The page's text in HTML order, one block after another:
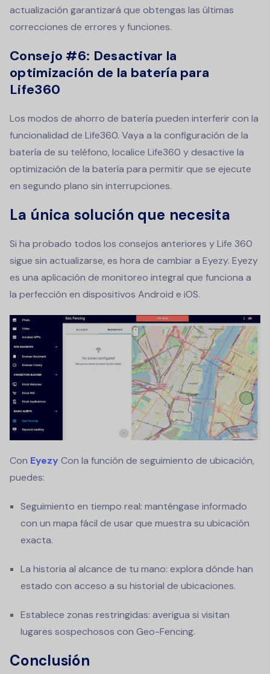
actualización garantizará que obtengas las últimas
correcciones de errores y funciones.
Consejo #6: Desactivar la
optimización de la batería para
Life360
Los modos de ahorro de batería pueden interferir con la
funcionalidad de Life360. Vaya a la configuración de la
batería de su teléfono, localice Life360 y desactive la
optimización de la batería para permitir que se ejecute
en segundo plano sin interrupciones.
La única solución que necesita
Si ha probado todos los consejos anteriores y Life 360
sigue sin actualizarse, es hora de cambiar a Eyezy. Eyezy
es una aplicación de monitoreo integral que funciona a
la perfección en dispositivos Android e iOS.
Con Eyezy Con la función de seguimiento de ubicación,
puedes:
Seguimiento en tiempo real: manténgase informado
con un mapa fácil de usar que muestra su ubicación
exacta.
La historia al alcance de tu mano: explora dónde han
estado con acceso a su historial de ubicaciones.
Establece zonas restringidas: averigua si visitan
lugares sospechosos con Geo-Fencing.
Conclusión